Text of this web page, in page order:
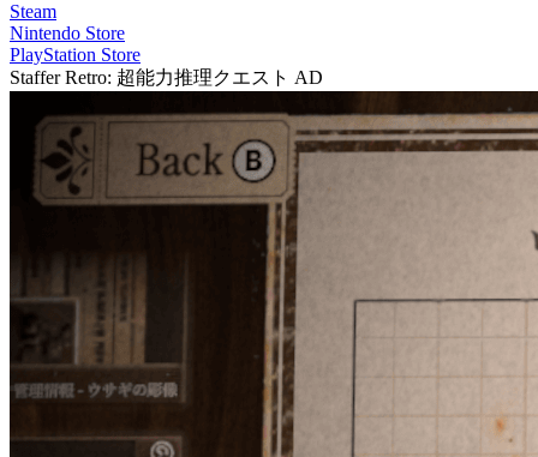
Steam
Nintendo Store
PlayStation Store
Staffer Retro: 超能力推理クエスト AD